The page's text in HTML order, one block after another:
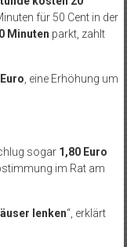
für 50 Cent in der
Minuten parkt, zahlt
, eine Erhöhung um
sogar 1,80 Euro
im Rat am
lenken“, erklärt